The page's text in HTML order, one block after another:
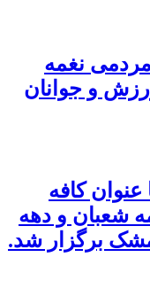
نغمه
و جوانان
کافه
شعبان و دهه
برگزار شد.